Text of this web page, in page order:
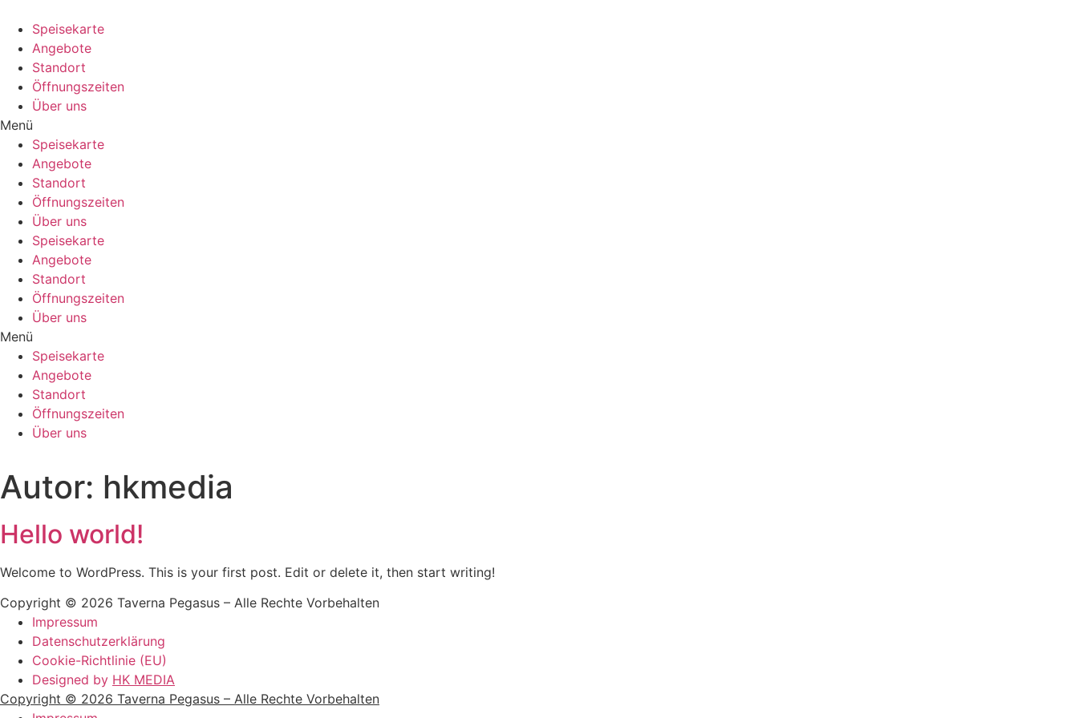
Speisekarte
Angebote
Standort
Öffnungszeiten
Über uns
Menü
Speisekarte
Angebote
Standort
Öffnungszeiten
Über uns
Speisekarte
Angebote
Standort
Öffnungszeiten
Über uns
Menü
Speisekarte
Angebote
Standort
Öffnungszeiten
Über uns
Autor: hkmedia
Hello world!
Welcome to WordPress. This is your first post. Edit or delete it, then start writing!
Copyright © 2026 Taverna Pegasus – Alle Rechte Vorbehalten
Impressum
Datenschutzerklärung
Cookie-Richtlinie (EU)
Designed by HK MEDIA
Copyright © 2026 Taverna Pegasus – Alle Rechte Vorbehalten